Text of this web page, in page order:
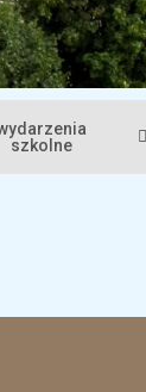
szkolne